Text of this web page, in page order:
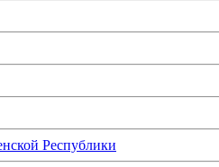
Республики